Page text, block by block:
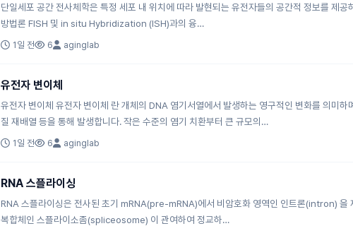
단일세포 공간 전사체학은 특정 세포 내 위치에 따라 발현되는 유전자들의 공간적 정보를 제
방법론 FISH 및 in situ Hybridization (ISH)과의 융…
1일 전 6 aginglab
유전자 변이체
유전자 변이체 유전자 변이체 란 개체의 DNA 염기서열에서 발생하는 영구적인 변화를 의미
질 재배열 등을 통해 발생합니다. 작은 수준의 염기 치환부터 큰 규모의…
1일 전 6 aginglab
RNA 스플라이싱
RNA 스플라이싱은 전사된 초기 mRNA(pre-mRNA)에서 비암호화 영역인 인트론(intron) 을
복합체인 스플라이소좀(spliceosome) 이 관여하여 정교하…